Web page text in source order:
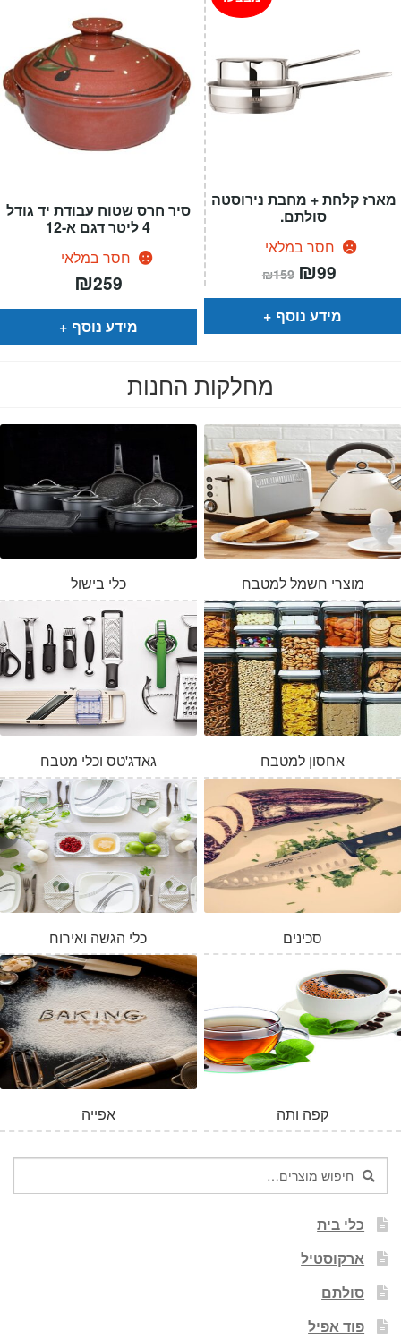
המלאי אזל
סיר חרס שטוח עבודת יד גודל
4 ליטר דגם א-12
חסר במלאי
₪259
מידע נוסף
מארז קלחת + מחבת נירוסטה
סולתם.
חסר במלאי
₪159 המחיר
המקורי
היה:
₪159.
₪99
הוא:
מידע נוסף
מחלקות החנות
כלי בישול מוצרי חשמל למטבח
גאדג'טס וכלי מטבח אחסון למטבח
כלי הגשה ואירוח סכינים
אפייה קפה ותה
חיפוש
עבור:
חיפוש
כלי בית
ארקוסטיל
סולתם
פוד אפיל